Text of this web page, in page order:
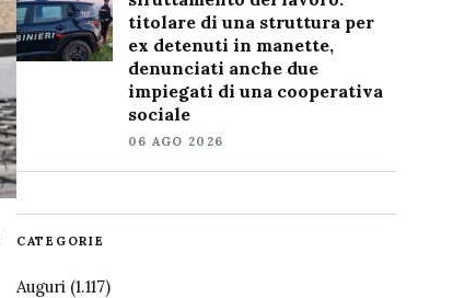
titolare di una struttura per
ex detenuti in manette,
denunciati anche due
impiegati di una cooperativa
sociale
06 AGO 2026
CATEGORIE
Auguri(1.117)